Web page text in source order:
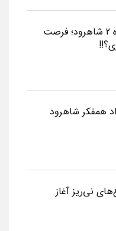
شهرک صنعتی شماره 2 شاهرود؛ فرصت
همفکر شاهرود
نی‌ریز آغاز